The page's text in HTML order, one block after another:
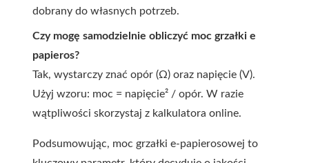
dobrany do własnych potrzeb.
Czy mogę samodzielnie obliczyć moc grzałki e
papieros?
Tak, wystarczy znać opór (Ω) oraz napięcie (V).
Użyj wzoru: moc = napięcie² / opór. W razie
wątpliwości skorzystaj z kalkulatora online.
Podsumowując, moc grzałki e-papierosowej to